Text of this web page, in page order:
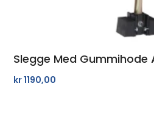
Slegge Med Gummihode
kr1190,00